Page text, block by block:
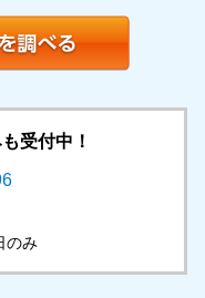
受付中！
のみ